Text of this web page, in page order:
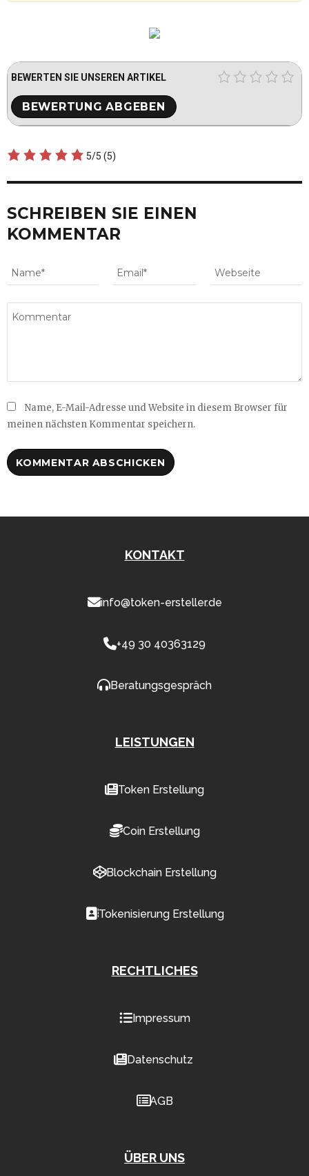
BEWERTEN SIE UNSEREN ARTIKEL
5/5 (5)
SCHREIBEN SIE EINEN
KOMMENTAR
Name, E-Mail-Adresse und Website in diesem Browser für
meinen nächsten Kommentar speichern.
KONTAKT
info@token-ersteller.de
+49 30 40363129
Beratungsgespräch
LEISTUNGEN
Token Erstellung
Coin Erstellung
Blockchain Erstellung
Tokenisierung Erstellung
RECHTLICHES
Impressum
Datenschutz
AGB
ÜBER UNS